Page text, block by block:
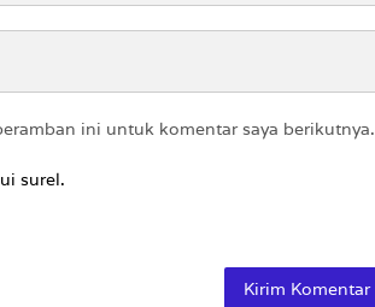
ini untuk komentar saya berikutnya.
surel.